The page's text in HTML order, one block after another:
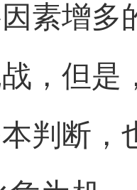
素增多
，但是
判断，